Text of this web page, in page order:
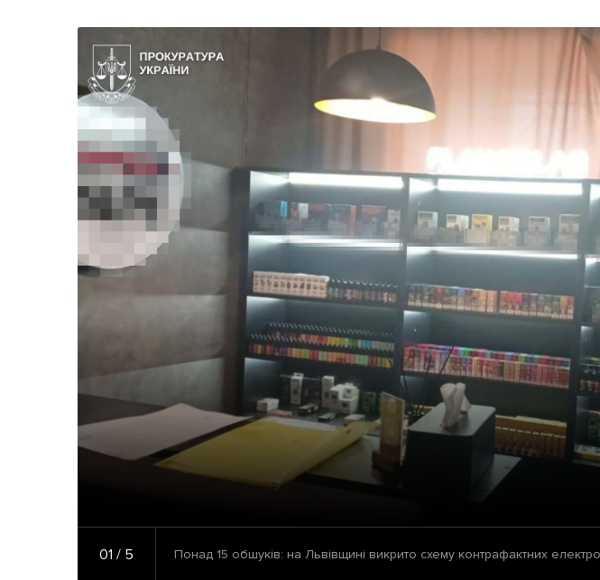
01 / 5 Понад 15 обшуків: на Львівщині викрито схему контрафактних